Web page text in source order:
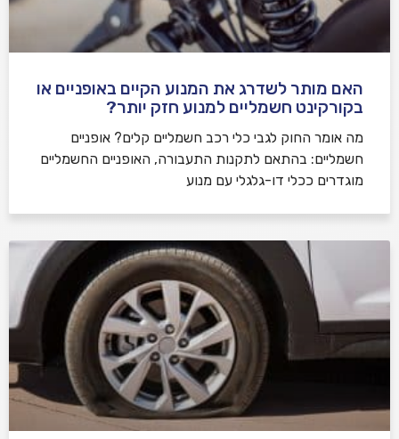
האם מותר לשדרג את המנוע הקיים באופניים או
בקורקינט חשמליים למנוע חזק יותר?
מה אומר החוק לגבי כלי רכב חשמליים קלים? אופניים
חשמליים: בהתאם לתקנות התעבורה, האופניים החשמליים
מוגדרים ככלי דו-גלגלי עם מנוע